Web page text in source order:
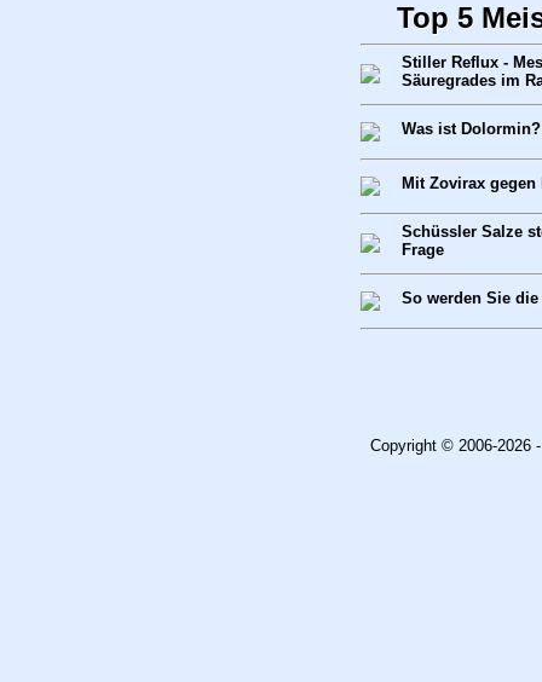
Top 5
Stiller Reflux -
Säuregrades im
Was ist Dolormin?
Mit Zovirax
Schüssler Salze
Frage
So werden Sie
Copyright © 2006-